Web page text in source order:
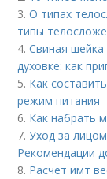
3.О типах
типы
4.Свиная шейка
духовке: как
5. Как
режим питания
6. Как набрать
7.Уход за
Рекомендации
8. Расчет имт